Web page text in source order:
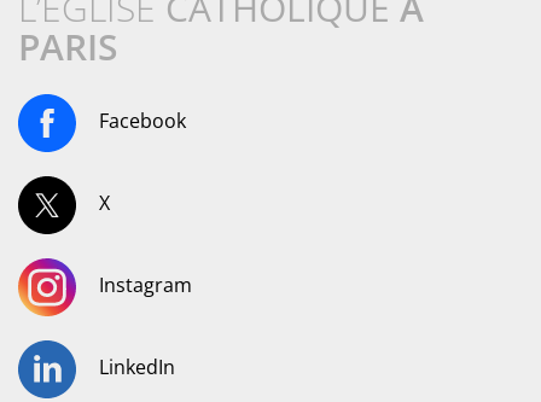
PARIS
Facebook
X
Instagram
LinkedIn